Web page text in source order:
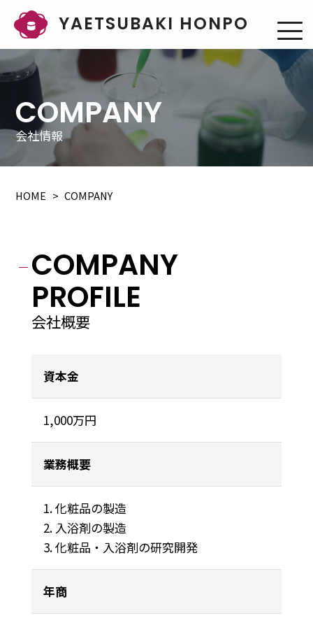
YAETSUBAKI HONPO
COMPANY
会社情報
HOME COMPANY
COMPANY
PROFILE
会社概要
資本金
1,000万円
業務概要
化粧品の製造
入浴剤の製造
化粧品・入浴剤の研究開発
年商